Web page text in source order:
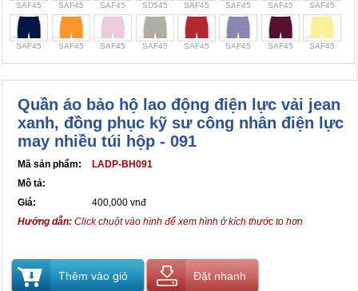
SAF45 SAF45 SAF45 SD545 SAF45 SAF45 SAF45 SAF45
SAF45 SAF45 SAF45 SAF45 SAF45 SAF45 SAF45 SAF45
Quần áo bảo hộ lao động điện lực vải jean
xanh, đồng phục kỹ sư công nhân điện lực
may nhiều túi hộp - 091
Mã sản phẩm:
LADP-BH091
Mô tả:
Giá:
400,000 vnđ
Hướng dẫn: Click chuột vào hình để xem hình ở kích thước to hơn
Thêm vào giỏ Đặt nhanh